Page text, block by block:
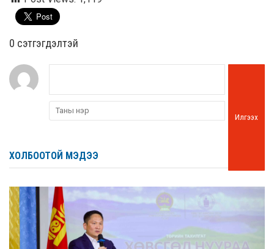
0 cэтгэгдэлтэй
Илгээх
ХОЛБООТОЙ МЭДЭЭ